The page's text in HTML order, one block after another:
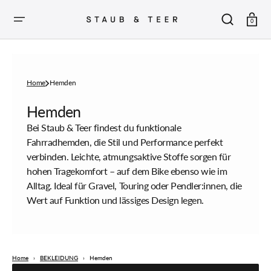
SPRINGEN
0
Home Hemden
Sammlung:
Hemden
Bei Staub & Teer findest du funktionale
Fahrradhemden, die Stil und Performance perfekt
verbinden. Leichte, atmungsaktive Stoffe sorgen für
hohen Tragekomfort – auf dem Bike ebenso wie im
Alltag. Ideal für Gravel, Touring oder Pendler:innen, die
Wert auf Funktion und lässiges Design legen.
Home › BEKLEIDUNG › Hemden